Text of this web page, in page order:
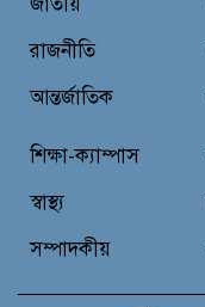
রাজনীতি
আন্তর্জাতিক
শিক্ষা-ক্যাম্পাস
স্বাস্থ্য
সম্পাদকীয়